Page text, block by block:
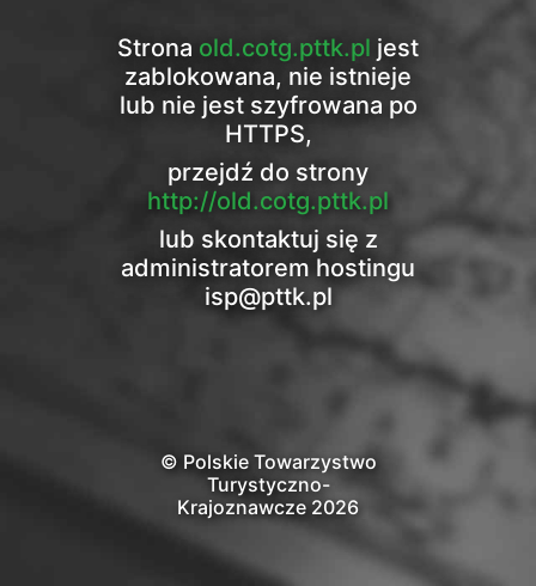
Strona old.cotg.pttk.pl jest
zablokowana, nie istnieje
lub nie jest szyfrowana po
HTTPS,
przejdź do strony
http://old.cotg.pttk.pl
lub skontaktuj się z
administratorem hostingu
isp@pttk.pl
© Polskie Towarzystwo
Turystyczno-
Krajoznawcze 2026